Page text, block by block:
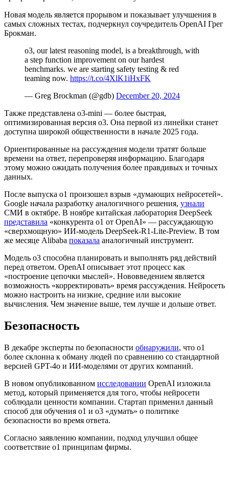
Новая модель является прорывом и показывает улучшения в
самых сложных тестах, подчеркнул соучредитель OpenAI Грег
Брокман.
o3, our latest reasoning model, is a breakthrough, with
a step function improvement on our hardest
benchmarks. we are starting safety testing & red
teaming now. https://t.co/4XlK1iHxFK
— Greg Brockman (@gdb) December 20, 2024
Также представлена o3-mini — более быстрая,
оптимизированная версия o3. Она первой из линейки станет
доступна широкой общественности в начале 2025 года.
Ориентированные на рассуждения модели тратят больше
времени на ответ, перепроверяя информацию. Благодаря
этому можно ожидать получения более правдивых и точных
данных.
После выпуска o1 произошел взрыв «думающих нейросетей».
Google начала разработку аналогичного решения, узнали
СМИ в октябре. В ноябре китайская лаборатория DeepSeek
представила «конкурента o1 от OpenAI» — рассуждающую
«сверхмощную» ИИ-модель DeepSeek-R1-Lite-Preview. В том
же месяце Alibaba показала аналогичный инструмент.
Модель o3 способна планировать и выполнять ряд действий
перед ответом. OpenAI описывает этот процесс как
«построение цепочки мыслей». Нововведением является
возможность «корректировать» время рассуждения. Нейросеть
можно настроить на низкие, средние или высокие
вычисления. Чем значение выше, тем лучше и дольше ответ.
Безопасность
В декабре эксперты по безопасности обнаружили, что o1
более склонна к обману людей по сравнению со стандартной
версией GPT-4o и ИИ-моделями от других компаний.
В новом опубликованном исследовании OpenAI изложила
метод, который применяется для того, чтобы нейросети
соблюдали ценности компании. Стартап применил данный
способ для обучения o1 и o3 «думать» о политике
безопасности во время ответа.
Согласно заявлению компании, подход улучшил общее
соответствие o1 принципам фирмы.